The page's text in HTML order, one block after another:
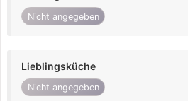
Nicht angegeben
Lieblingsküche
Nicht angegeben